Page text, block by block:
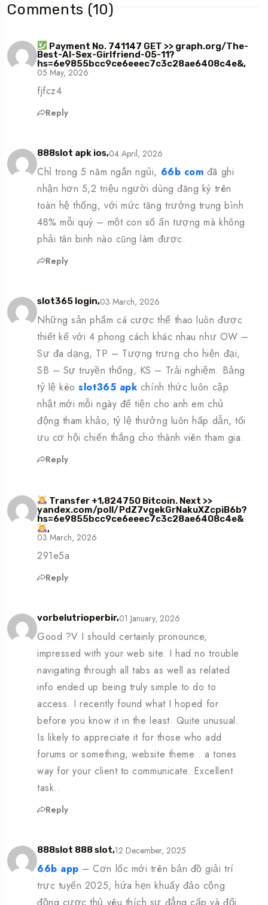
Comments (10)
Payment No. 741147 GET >> graph.org/The-
Best-AI-Sex-Girlfriend-05-11?
hs=6e9855bcc9ce6eeec7c3c28ae6408c4e&,
05 May, 2026
fjfcz4
Reply
888slot apk ios,04 April, 2026
Chỉ trong 5 năm ngắn ngủi, 66b com đã ghi
nhận hơn 5,2 triệu người dùng đăng ký trên
toàn hệ thống, với mức tăng trưởng trung bình
48% mỗi quý – một con số ấn tượng mà không
phải tân binh nào cũng làm được.
Reply
slot365 login,03 March, 2026
Những sản phẩm cá cược thể thao luôn được
thiết kế với 4 phong cách khác nhau như OW –
Sự đa dạng, TP – Tượng trưng cho hiện đại,
SB – Sự truyền thống, KS – Trải nghiệm. Bảng
tỷ lệ kèoslot365 apk chính thức luôn cập
nhật mới mỗi ngày để tiện cho anh em chủ
động tham khảo, tỷ lệ thưởng luôn hấp dẫn, tối
ưu cơ hội chiến thắng cho thành viên tham gia.
Reply
Transfer +1,824750 Bitcoin. Next >>
yandex.com/poll/PdZ7vgekGrNakuXZcpiB6b?
hs=6e9855bcc9ce6eeec7c3c28ae6408c4e&
,
03 March, 2026
291e5a
Reply
vorbelutrioperbir,01 January, 2026
Good ?V I should certainly pronounce,
impressed with your web site. I had no trouble
navigating through all tabs as well as related
info ended up being truly simple to do to
access. I recently found what I hoped for
before you know it in the least. Quite unusual.
Is likely to appreciate it for those who add
forums or something, website theme . a tones
way for your client to communicate. Excellent
task..
Reply
888slot 888 slot,12 December, 2025
66b app – Cơn lốc mới trên bản đồ giải trí
trực tuyến 2025, hứa hẹn khuấy đảo cộng